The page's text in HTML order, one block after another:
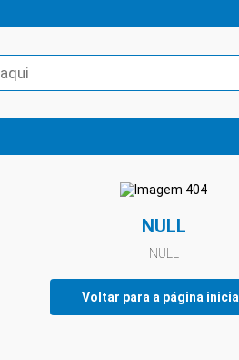
NULL
NULL
Voltar para a página inicial